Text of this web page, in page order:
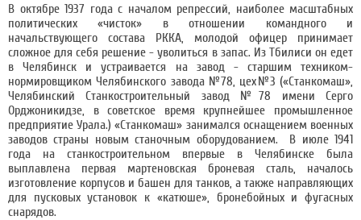
В октябре 1937 года с началом репрессий, наиболее масштабных
политических «чисток» в отношении командного и
начальствующего состава РККА, молодой офицер принимает
сложное для себя решение - уволиться в запас. Из Тбилиси он едет
в Челябинск и устраивается на завод - старшим техником-
нормировщиком Челябинского завода №78, цех№3 («Станкомаш»,
Челябинский Станкостроительный завод №78 имени Серго
Орджоникидзе, в советское время крупнейшее промышленное
предприятие Урала.) «Станкомаш» занимался оснащением военных
заводов страны новым станочным оборудованием. В июле 1941
года на станкостроительном впервые в Челябинске была
выплавлена первая мартеновская броневая сталь, началось
изготовление корпусов и башен для танков, а также направляющих
для пусковых установок к «катюше», бронебойных и фугасных
снарядов.